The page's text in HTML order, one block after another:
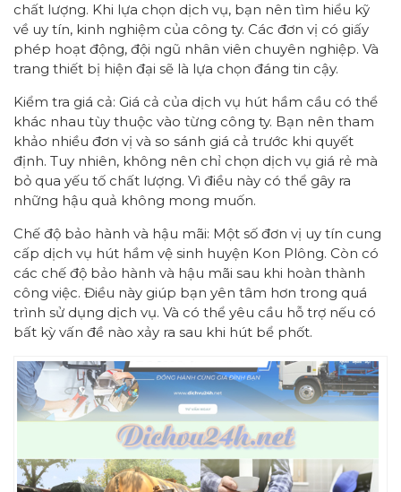
chất lượng. Khi lựa chọn dịch vụ, bạn nên tìm hiểu kỹ
về uy tín, kinh nghiệm của công ty. Các đơn vị có giấy
phép hoạt động, đội ngũ nhân viên chuyên nghiệp. Và
trang thiết bị hiện đại sẽ là lựa chọn đáng tin cậy.
Kiểm tra giá cả: Giá cả của dịch vụ hút hầm cầu có thể
khác nhau tùy thuộc vào từng công ty. Bạn nên tham
khảo nhiều đơn vị và so sánh giá cả trước khi quyết
định. Tuy nhiên, không nên chỉ chọn dịch vụ giá rẻ mà
bỏ qua yếu tố chất lượng. Vì điều này có thể gây ra
những hậu quả không mong muốn.
Chế độ bảo hành và hậu mãi: Một số đơn vị uy tín cung
cấp dịch vụ hút hầm vệ sinh huyện Kon Plông. Còn có
các chế độ bảo hành và hậu mãi sau khi hoàn thành
công việc. Điều này giúp bạn yên tâm hơn trong quá
trình sử dụng dịch vụ. Và có thể yêu cầu hỗ trợ nếu có
bất kỳ vấn đề nào xảy ra sau khi hút bể phốt.